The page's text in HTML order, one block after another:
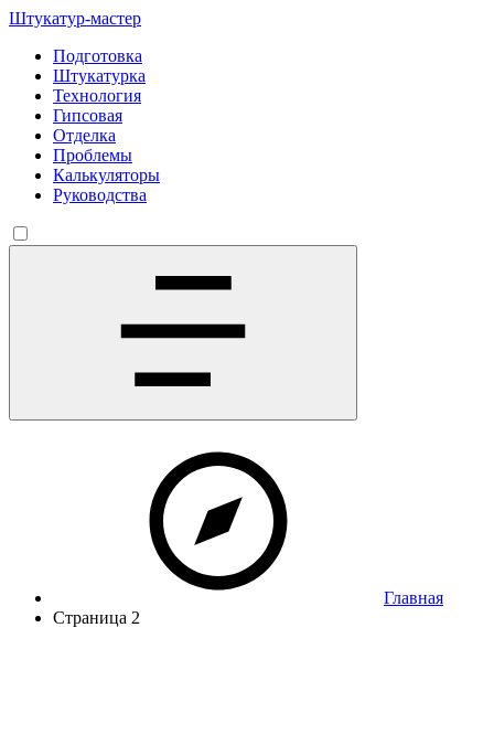
Штукатур-мастер
Подготовка
Штукатурка
Технология
Гипсовая
Отделка
Проблемы
Калькуляторы
Руководства
Главная
Страница 2